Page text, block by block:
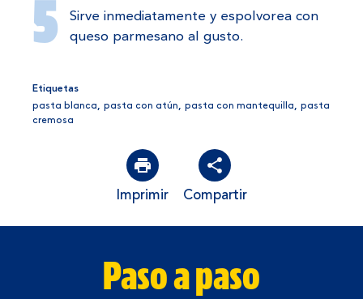
Sirve inmediatamente y espolvorea con
queso parmesano al gusto.
Etiquetas
pasta blanca,pasta con atún,pasta con mantequilla,pasta
cremosa
Imprimir Compartir
Paso a paso